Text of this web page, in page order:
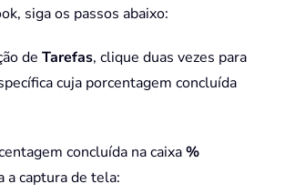
siga os passos abaixo:
de Tarefas, clique duas vezes para
cuja porcentagem concluída
concluída na caixa%
a captura de tela: